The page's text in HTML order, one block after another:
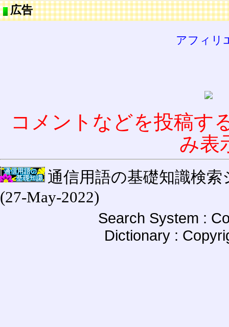
広告
アフィリ
コメントなどを投稿す
み表
通信用語の基礎知識検索
(27-May-2022)
Search System :
Dictionary :